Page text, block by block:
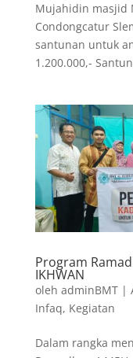
Mujahidin masjid
Condongcatur
santunan untuk
1.200.000,-
Program
IKHWAN
oleh adminBMT|
Infaq, Kegiatan
Dalam rangka